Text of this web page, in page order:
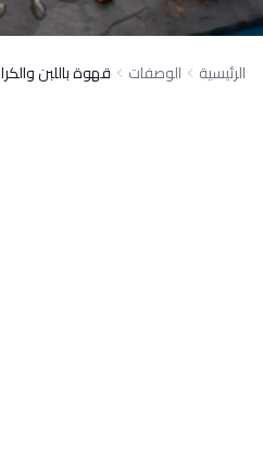
الرئيسية الوصفات قهوة باللبن